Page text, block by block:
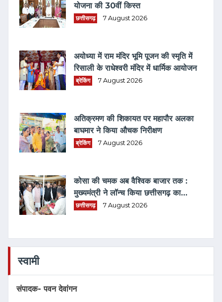
योजना की 30वीं किस्त
छत्तीसगढ़ 7 August 2026
अयोध्या में राम मंदिर भूमि पूजन की स्मृति में
रिसाली के राधेश्वरी मंदिर में धार्मिक आयोजन
ब्रेकिंग 7 August 2026
अतिक्रमण की शिकायत पर महापौर अलका
बाघमार ने किया औचक निरीक्षण
ब्रेकिंग 7 August 2026
कोसा की चमक अब वैश्विक बाजार तक :
मुख्यमंत्री ने लॉन्च किया छत्तीसगढ़ का
प्रीमियम हैंडलूम ब्रांड 'कोशल फैब'
छत्तीसगढ़ 7 August 2026
स्वामी
संपादक-पवन देवांगन